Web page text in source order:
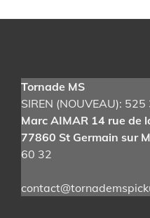
la
Tornade MS
SIREN (NOUVEAU):
Marc AIMAR 14 rue de
77860 St Germain sur
60 32